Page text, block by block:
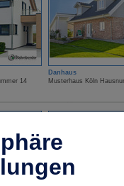
14
Danhaus
Musterhaus Köln